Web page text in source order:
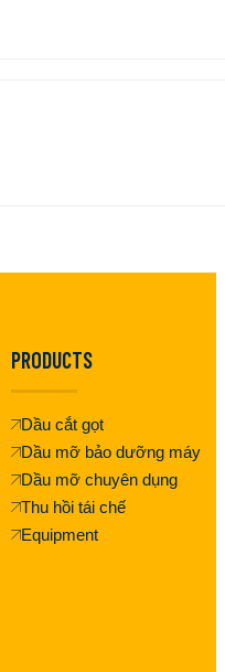
PRODUCTS
Dầu cắt gọt
Dầu mỡ bảo dưỡng máy
Dầu mỡ chuyên dụng
Thu hồi tái chế
Equipment